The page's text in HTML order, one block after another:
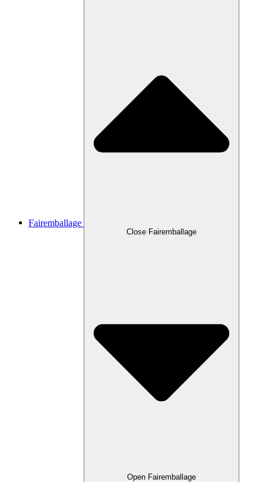
Fairemballage
Close Fairemballage
Open Fairemballage